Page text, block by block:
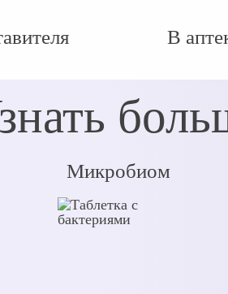
В
Микробиом